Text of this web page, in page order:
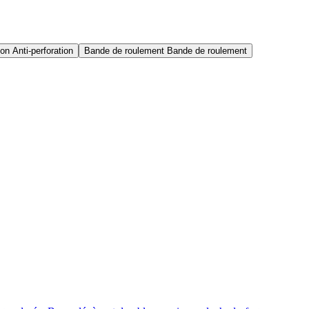
par la norme EN 13287.
Anti-perforation Bande de roulement Bande de roulement